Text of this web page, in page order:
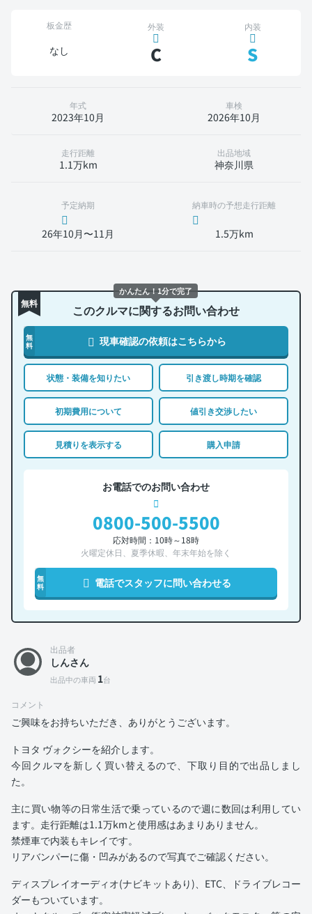
板金歴
なし
外装
C
内装
S
年式
2023年10月
車検
2026年10月
走行距離
1.1万km
出品地域
神奈川県
予定納期
26年10月〜11月
納車時の予想走行距離
1.5万km
無料 このクルマに関するお問い合わせ
無
料
現車確認の依頼はこちらから
状態・装備を知りたい 引き渡し時期を確認
初期費用について 値引き交渉したい
見積りを表示する 購入申請
お電話でのお問い合わせ
0800-500-5500
応対時間：10時～18時
火曜定休日、夏季休暇、年末年始を除く
無
料
電話でスタッフに問い合わせる
出品者
しんさん
出品中の車両 1台
コメント
ご興味をお持ちいただき、ありがとうございます。
トヨタ ヴォクシーを紹介します。
今回クルマを新しく買い替えるので、下取り目的で出品しまし
た。
主に買い物等の日常生活で乗っているので週に数回は利用してい
ます。走行距離は1.1万kmと使用感はあまりありません。
禁煙車で内装もキレイです。
リアバンパーに傷・凹みがあるので写真でご確認ください。
ディスプレイオーディオ(ナビキットあり)、ETC、ドライブレコー
ダーもついています。
かんたん！1分で完了